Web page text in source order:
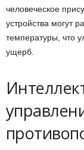
человеческое
устройства могут
температуры, что
ущерб.